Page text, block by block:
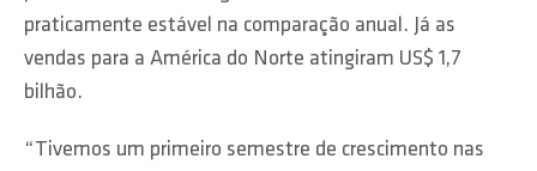
praticamente estável na comparação anual. Já as
vendas para a América do Norte atingiram US$ 1,7
bilhão.
“Tivemos um primeiro semestre de crescimento nas